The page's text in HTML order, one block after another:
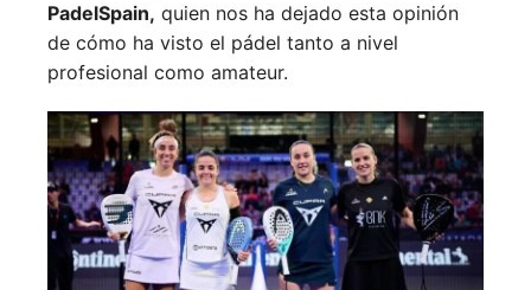
PadelSpain, quien nos ha dejado esta opinión
de cómo ha visto el pádel tanto a nivel
profesional como amateur.